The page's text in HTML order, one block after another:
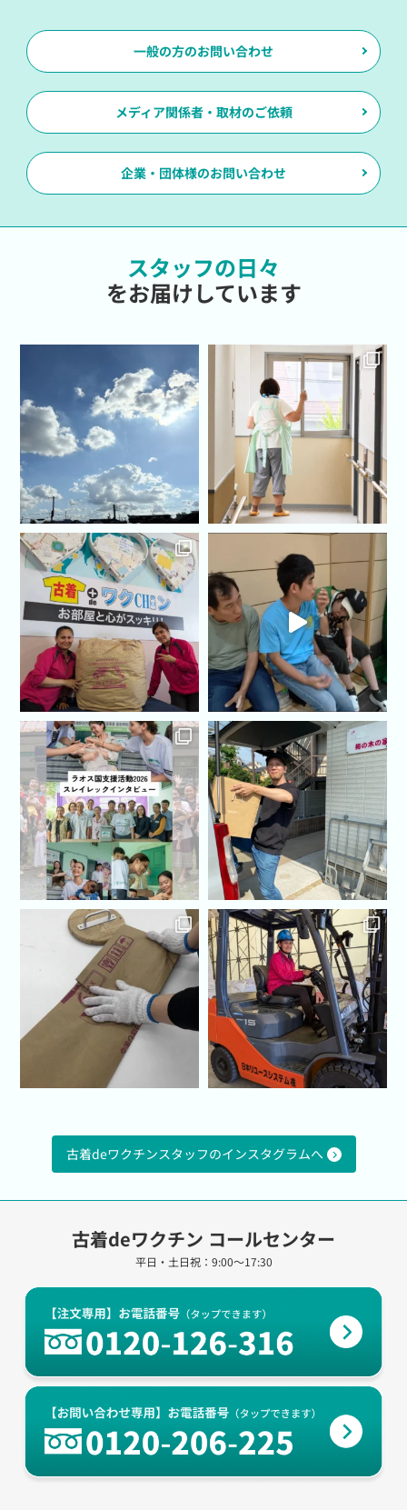
一般の方のお問い合わせ
メディア関係者・取材のご依頼
企業・団体様のお問い合わせ
スタッフの日々
をお届けしています
古着deワクチンスタッフのインスタグラムへ
古着deワクチン コールセンター
平日・土日祝：9:00～17:30